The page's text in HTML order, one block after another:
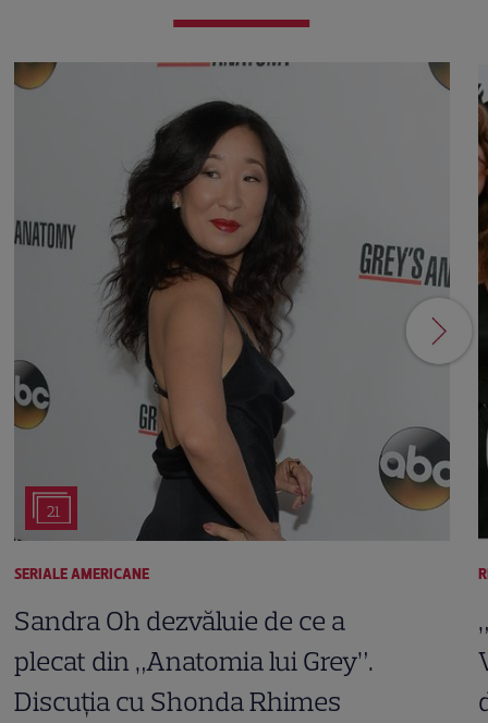
21
SERIALE AMERICANE
Sandra Oh dezvăluie de ce a
plecat din „Anatomia lui Grey”.
Discuția cu Shonda Rhimes